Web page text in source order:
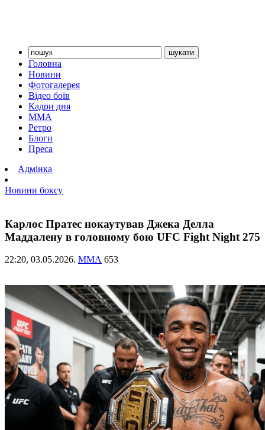
Головна
Новини
Фотогалерея
Відео боїв
Кадри дня
ММА
Ретро
Блоги
Преса
Адмінка
Новини боксу
Карлос Пратес нокаутував Джека Делла
Маддалену в головному бою UFC Fight Night 275
22:20, 03.05.2026. ММА 653